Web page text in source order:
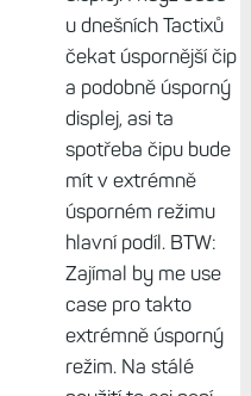
chytré hodinky
celkem úsporný,
ale v porovnání s
hloupýma
digitálkama docela
žravý. U zmíněných
Pebble měl na
spotřebě řádově
větší podíl než
displej. I když budu
u dnešních Tactixů
čekat úspornější čip
a podobně úsporný